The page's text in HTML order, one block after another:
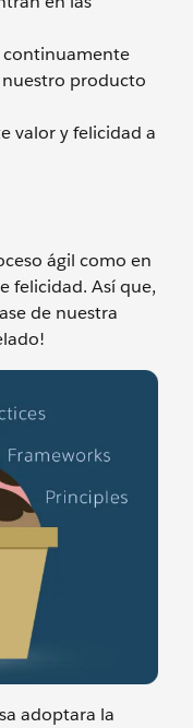
continuamente
producto
valor y felicidad a
ágil como en
felicidad. Así que,
de nuestra
adoptara la